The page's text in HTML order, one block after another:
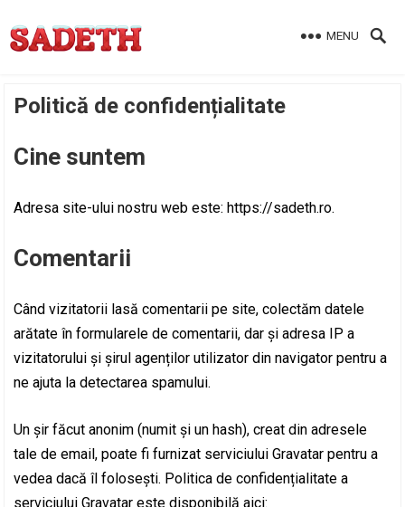
MENU
Politică de confidențialitate
Cine suntem
Adresa site-ului nostru web este: https://sadeth.ro.
Comentarii
Când vizitatorii lasă comentarii pe site, colectăm datele
arătate în formularele de comentarii, dar și adresa IP a
vizitatorului și șirul agenților utilizator din navigator pentru a
ne ajuta la detectarea spamului.
Un șir făcut anonim (numit și un hash), creat din adresele
tale de email, poate fi furnizat serviciului Gravatar pentru a
vedea dacă îl folosești. Politica de confidențialitate a
serviciului Gravatar este disponibilă aici: